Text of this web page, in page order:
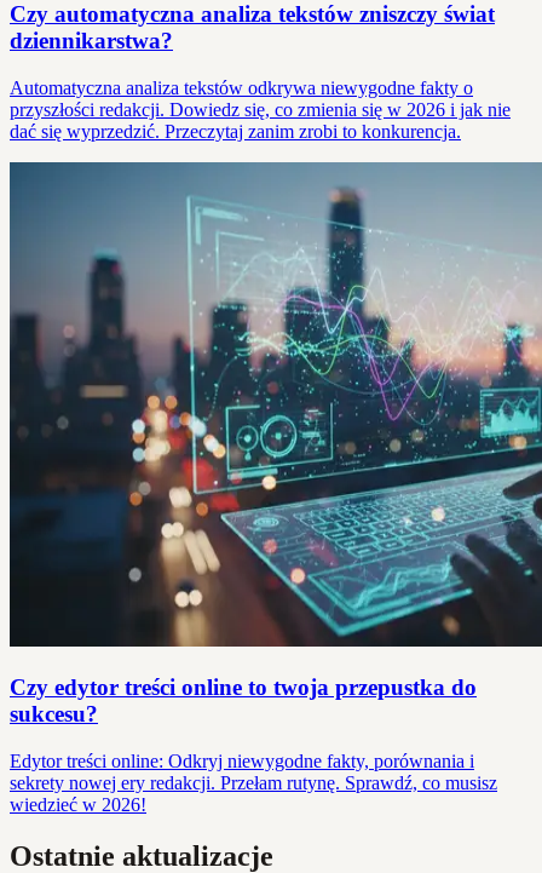
Czy automatyczna analiza tekstów zniszczy świat
dziennikarstwa?
Automatyczna analiza tekstów odkrywa niewygodne fakty o
przyszłości redakcji. Dowiedz się, co zmienia się w 2026 i jak nie
dać się wyprzedzić. Przeczytaj zanim zrobi to konkurencja.
Czy edytor treści online to twoja przepustka do
sukcesu?
Edytor treści online: Odkryj niewygodne fakty, porównania i
sekrety nowej ery redakcji. Przełam rutynę. Sprawdź, co musisz
wiedzieć w 2026!
Ostatnie aktualizacje